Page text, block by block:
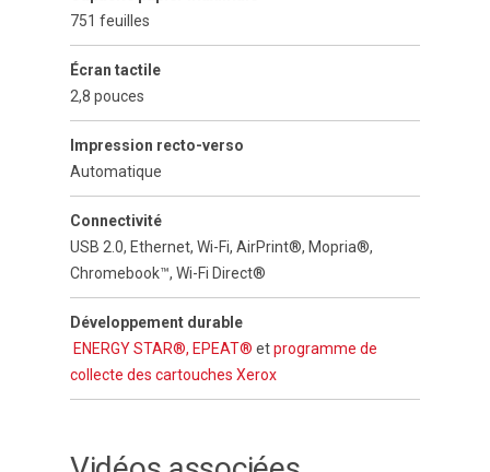
751 feuilles
Écran tactile
2,8 pouces
Impression recto-verso
Automatique
Connectivité
USB 2.0, Ethernet, Wi-Fi, AirPrint®, Mopria®,
Chromebook™, Wi-Fi Direct®
Développement durable
ENERGY STAR®, EPEAT® etprogramme de
collecte des cartouches Xerox